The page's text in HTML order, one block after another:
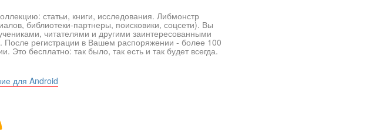
статьи, книги, исследования. Либмонстр
библиотеки-партнеры, поисковики, соцсети). Вы
читателями и другими заинтересованными
регистрации в Вашем распоряжении - более 100
Это бесплатно: так было, так есть и так будет всегда.
для Android